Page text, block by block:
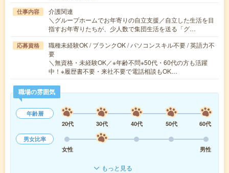
仕事内容
介護関連
＼グループホームでお年寄りの自立支援／自立した生活を目
指すお年寄りたちが、少人数で集団生活を送る「グ…
応募資格
職種未経験OK / ブランクOK / パソコンスキル不要 / 英語力不
要
＼無資格・未経験OK／※年齢不問※50代・60代の方も活躍
中！※履歴書不要・来社不要で電話相談もOK…
職場の雰囲気
年齢層
20代
30代 40代 50代
60代
男女比率
女性
男性
もっと見る